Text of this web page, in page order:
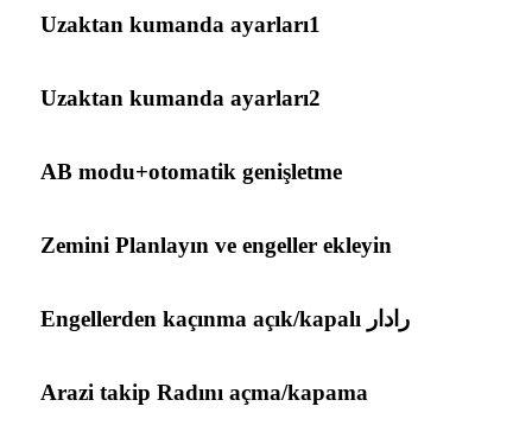
Uzaktan kumanda ayarları1
Uzaktan kumanda ayarları2
AB modu+otomatik genişletme
Zemini Planlayın ve engeller ekleyin
رادار Engellerden kaçınma açık/kapalı
Arazi takip Radını açma/kapama